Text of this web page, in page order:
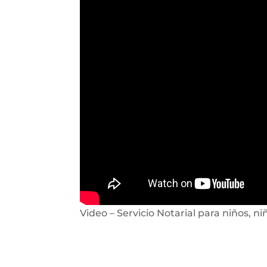
Video – Servicio Notarial para niños,